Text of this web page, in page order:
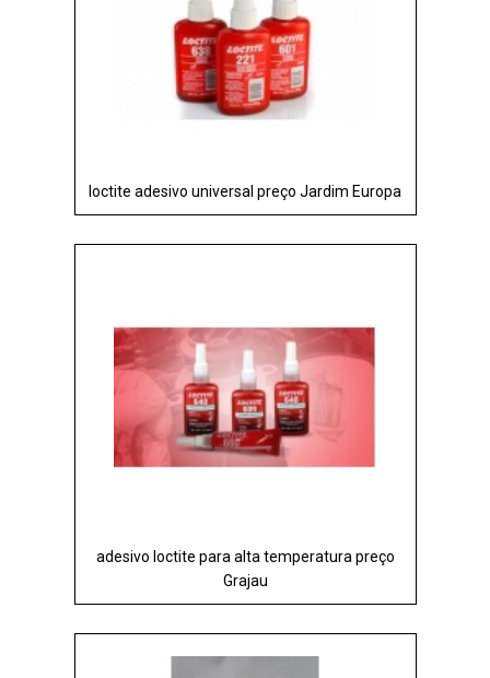
loctite adesivo universal preço Jardim Europa
adesivo loctite para alta temperatura preço
Grajau